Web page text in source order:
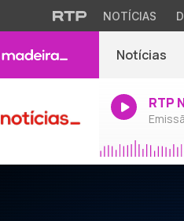
NOTÍCIAS
Notícias
RTP